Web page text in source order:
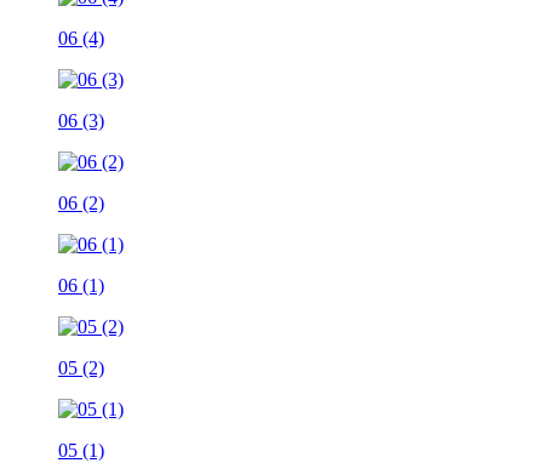
06 (4)
06 (3)
06 (2)
06 (1)
05 (2)
05 (1)